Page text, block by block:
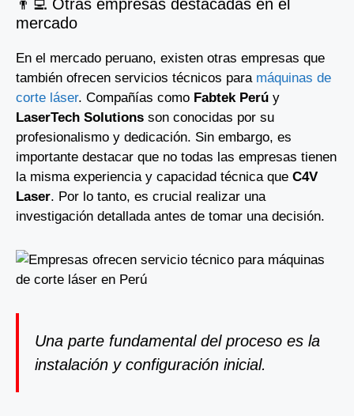
👨‍💻 Otras empresas destacadas en el
mercado
En el mercado peruano, existen otras empresas que
también ofrecen servicios técnicos para máquinas de
corte láser. Compañías como Fabtek Perú y
LaserTech Solutions son conocidas por su
profesionalismo y dedicación. Sin embargo, es
importante destacar que no todas las empresas tienen
la misma experiencia y capacidad técnica que C4V
Laser. Por lo tanto, es crucial realizar una
investigación detallada antes de tomar una decisión.
Una parte fundamental del proceso es la
instalación y configuración inicial.